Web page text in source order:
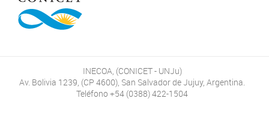
INECOA, (CONICET - UNJu)
Av. Bolivia 1239, (CP 4600), San Salvador de Jujuy, Argentina.
Teléfono +54 (0388) 422-1504